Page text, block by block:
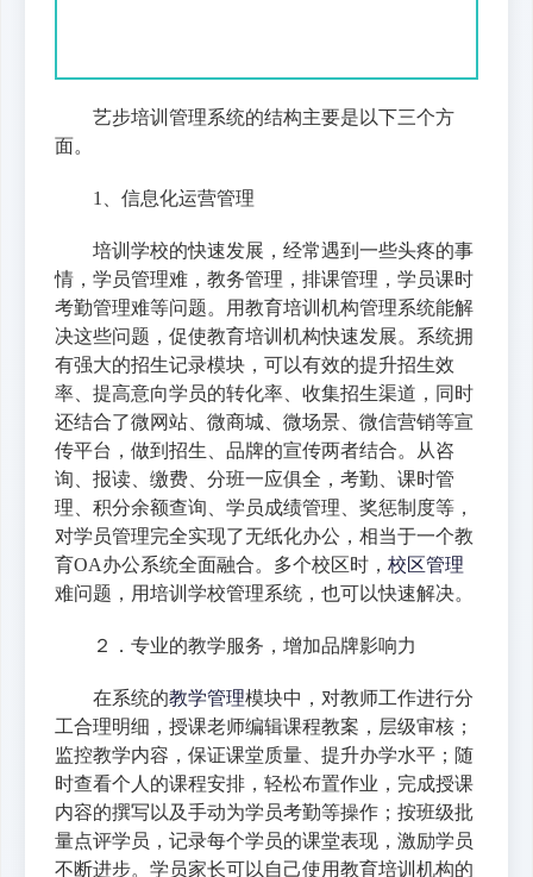
艺步培训管理系统的结构主要是以下三个方
面。
1、信息化运营管理
培训学校的快速发展，经常遇到一些头疼的事
情，学员管理难，教务管理，排课管理，学员课时
考勤管理难等问题。用教育培训机构管理系统能解
决这些问题，促使教育培训机构快速发展。系统拥
有强大的招生记录模块，可以有效的提升招生效
率、提高意向学员的转化率、收集招生渠道，同时
还结合了微网站、微商城、微场景、微信营销等宣
传平台，做到招生、品牌的宣传两者结合。从咨
询、报读、缴费、分班一应俱全，考勤、课时管
理、积分余额查询、学员成绩管理、奖惩制度等，
对学员管理完全实现了无纸化办公，相当于一个教
育OA办公系统全面融合。多个校区时， 校区管理
难问题，用培训学校管理系统，也可以快速解决。
２．专业的教学服务，增加品牌影响力
在系统的教学管理模块中，对教师工作进行分
工合理明细，授课老师编辑课程教案，层级审核；
监控教学内容，保证课堂质量、提升办学水平；随
时查看个人的课程安排，轻松布置作业，完成授课
内容的撰写以及手动为学员考勤等操作；按班级批
量点评学员，记录每个学员的课堂表现，激励学员
不断进步。学员家长可以自己使用教育培训机构的